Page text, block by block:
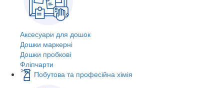
Аксесуари для дошок
Дошки маркерні
Дошки пробкові
Фліпчарти
Побутова та професійна хімія